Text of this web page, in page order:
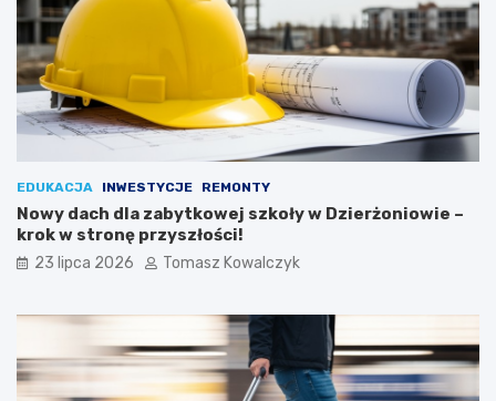
EDUKACJA INWESTYCJE REMONTY
Nowy dach dla zabytkowej szkoły w Dzierżoniowie –
krok w stronę przyszłości!
23 lipca 2026 Tomasz Kowalczyk